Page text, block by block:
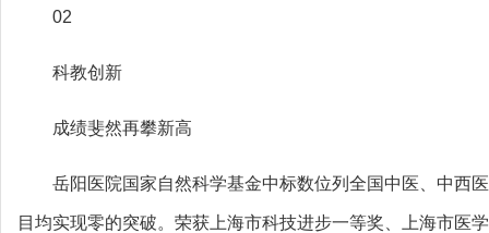
02
科教创新
成绩斐然再攀新高
岳阳医院国家自然科学基金中标数位列全国中医、中西
目均实现零的突破。荣获上海市科技进步一等奖、上海市医